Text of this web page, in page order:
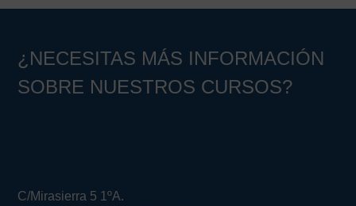
¿NECESITAS MÁS INFORMACIÓN
SOBRE NUESTROS CURSOS?
C/Mirasierra 5 1ºA.